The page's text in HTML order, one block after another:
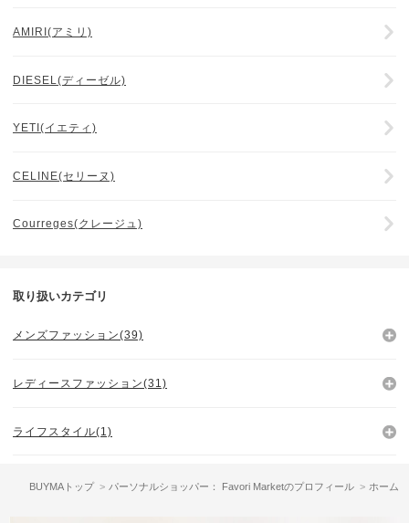
AMIRI(アミリ)
DIESEL(ディーゼル)
YETI(イエティ)
CELINE(セリーヌ)
Courreges(クレージュ)
取り扱いカテゴリ
メンズファッション(39)
レディースファッション(31)
ライフスタイル(1)
BUYMAトップ パーソナルショッパー： Favori Marketのプロフィール ホーム